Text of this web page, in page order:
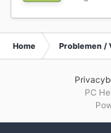
Home Problemen /
PC